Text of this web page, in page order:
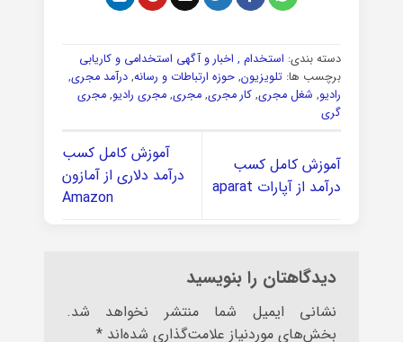
دسته بندی: استخدام , اخبار و آگهی استخدامی و کاریابی
برچسب ها: تلویزیون, حوزه ارتباطات و رسانه, درآمد مجری,
رادیو, شغل مجری, کار مجری, مجری, مجری رادیو, مجری
گری
آموزش کامل کسب
درآمد از آپارات aparat
آموزش کامل کسب
درآمد دلاری از آمازون
Amazon
دیدگاهتان را بنویسید
نشانی ایمیل شما منتشر نخواهد شد.
بخش‌های موردنیاز علامت‌گذاری شده‌اند *